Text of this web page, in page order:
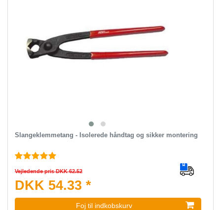
Slangeklemmetang - Isolerede håndtag og sikker montering
Vejledende pris DKK 62.52
DKK 54.33 *
Foj til indkobskurv